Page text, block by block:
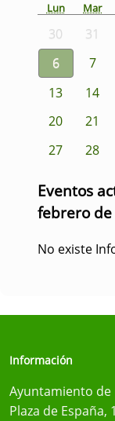
Lun Mar
30 31
6
7
13
14
20
21
27
28
Eventos
febrero de
No existe
Información
Ayuntamiento de
Plaza de España,